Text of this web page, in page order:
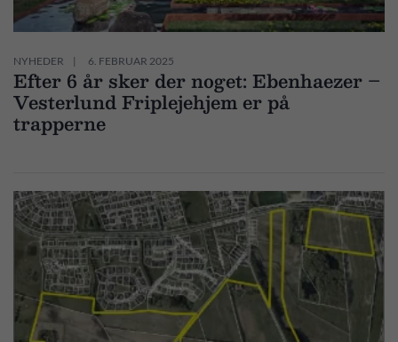
NYHEDER 6. FEBRUAR 2025
Efter 6 år sker der noget: Ebenhaezer –
Vesterlund Friplejehjem er på
trapperne